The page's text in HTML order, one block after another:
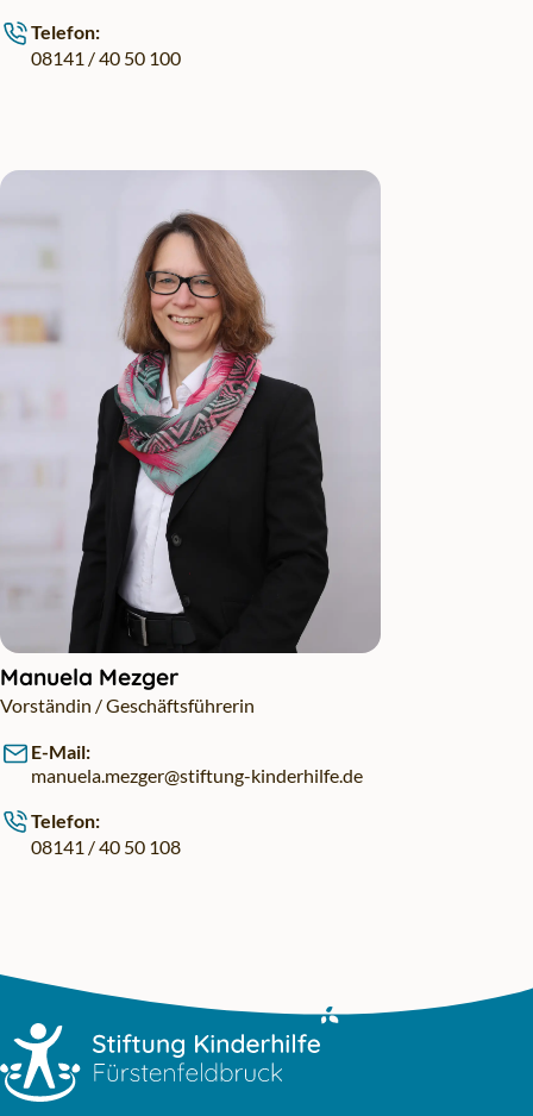
Telefon:
08141 / 40 50 100
Manuela Mezger
Vorständin / Geschäftsführerin
E-Mail:
manuela.mezger@stiftung-kinderhilfe.de
Telefon:
08141 / 40 50 108
Zum Hauptinhalt springen
Zur Navigation springen